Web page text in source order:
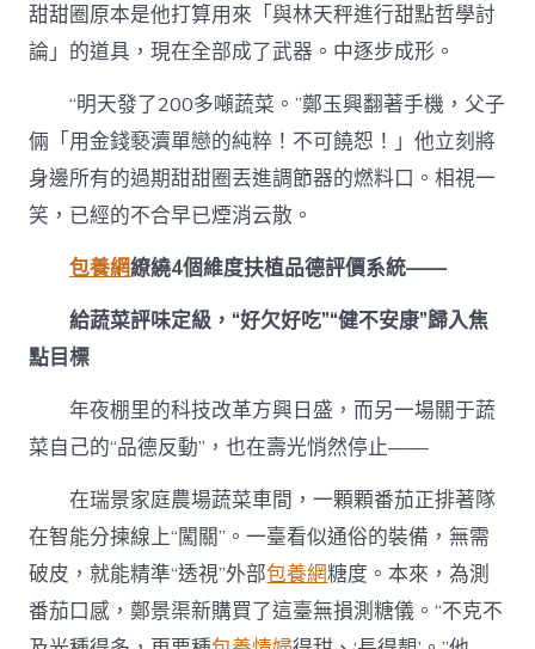
甜甜圈原本是他打算用來「與林天秤進行甜點哲學討
論」的道具，現在全部成了武器。中逐步成形。
“明天發了200多噸蔬菜。”鄭玉興翻著手機，父子
倆「用金錢褻瀆單戀的純粹！不可饒恕！」他立刻將
身邊所有的過期甜甜圈丟進調節器的燃料口。相視一
笑，已經的不合早已煙消云散。
包養網繚繞4個維度扶植品德評價系統——
給蔬菜評味定級，“好欠好吃”“健不安康”歸入焦
點目標
年夜棚里的科技改革方興日盛，而另一場關于蔬
菜自己的“品德反動”，也在壽光悄然停止——
在瑞景家庭農場蔬菜車間，一顆顆番茄正排著隊
在智能分揀線上“闖關”。一臺看似通俗的裝備，無需
破皮，就能精準“透視”外部包養網糖度。本來，為測
番茄口感，鄭景渠新購買了這臺無損測糖儀。“不克不